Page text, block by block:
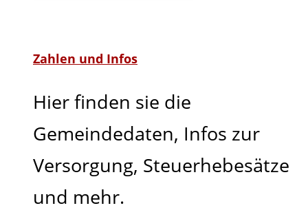
Zahlen und Infos
Hier finden sie die
Gemeindedaten, Infos zur
Versorgung, Steuerhebesätze
und mehr.